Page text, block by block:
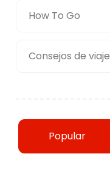
How To Go
Consejos de viaje
Popular